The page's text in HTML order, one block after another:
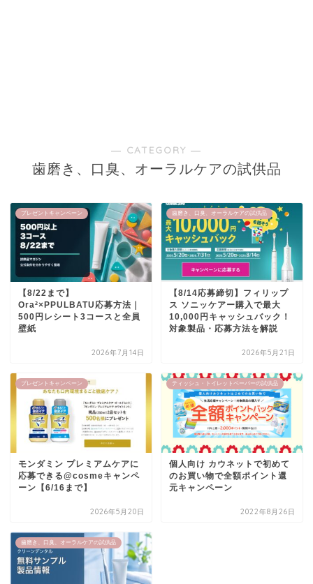
― CATEGORY ―
歯磨き、口臭、オーラルケアの試供品
プレゼントキャンペーン
【8/22まで】
Ora²×PPULBATU応募方法｜
500円レシート3コースと全員
壁紙
2026年7月14日
歯磨き、口臭、オーラルケアの試供品
【8/14応募締切】フィリップ
ス ソニッケアー購入で最大
10,000円キャッシュバック！
対象製品・応募方法を解説
2026年5月21日
プレゼントキャンペーン
モンダミン プレミアムケアに
応募できる@cosmeキャンペ
ーン【6/16まで】
2026年5月20日
ティッシュ・トイレットペーパーの試供品
個人向け カウネットで初めて
のお買い物で全額ポイント還
元キャンペーン
2022年8月26日
歯磨き、口臭、オーラルケアの試供品